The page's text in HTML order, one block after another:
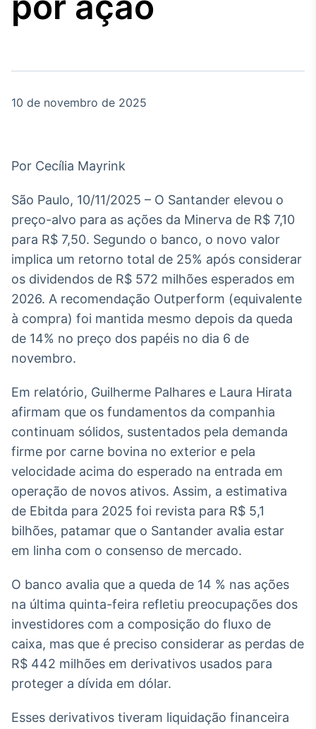
Broadcast
O setor de
energia elétrica
no Brasil
Broadcast
White Label
Soluções de Dados
e Conteúdos
Broadcast
OTC
Plataforma para
negociação de
ativos
Broadcast
Datafeed
integração de
conteúdos e
dados
Broadcast
Ticker
headlines de
10 de novembro de 2025
Por Cecília Mayrink
São Paulo, 10/11/2025 – O Santander elevou o
preço-alvo para as ações da Minerva de R$ 7,10
para R$ 7,50. Segundo o banco, o novo valor
implica um retorno total de 25% após considerar
os dividendos de R$ 572 milhões esperados em
2026. A recomendação Outperform (equivalente
à compra) foi mantida mesmo depois da queda
de 14% no preço dos papéis no dia 6 de
novembro.
Em relatório, Guilherme Palhares e Laura Hirata
afirmam que os fundamentos da companhia
continuam sólidos, sustentados pela demanda
firme por carne bovina no exterior e pela
velocidade acima do esperado na entrada em
operação de novos ativos. Assim, a estimativa
de Ebitda para 2025 foi revista para R$ 5,1
bilhões, patamar que o Santander avalia estar
em linha com o consenso de mercado.
O banco avalia que a queda de 14 % nas ações
na última quinta-feira refletiu preocupações dos
investidores com a composição do fluxo de
caixa, mas que é preciso considerar as perdas de
R$ 442 milhões em derivativos usados para
proteger a dívida em dólar.
Esses derivativos tiveram liquidação financeira